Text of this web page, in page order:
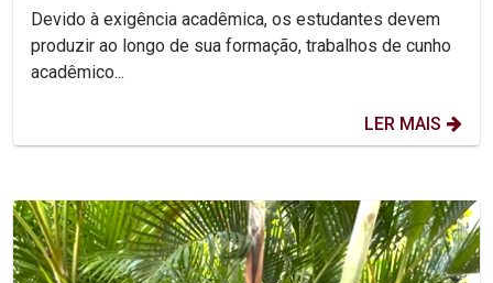
Devido à exigência acadêmica, os estudantes devem
produzir ao longo de sua formação, trabalhos de cunho
acadêmico...
LER MAIS